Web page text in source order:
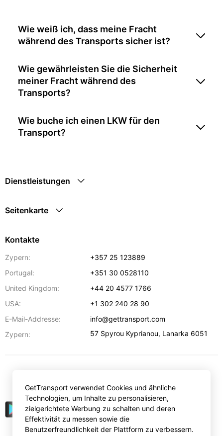
Wie weiß ich, dass meine Fracht
während des Transports sicher ist?
Wie gewährleisten Sie die Sicherheit
meiner Fracht während des
Transports?
Wie buche ich einen LKW für den
Transport?
Dienstleistungen
Seitenkarte
Kontakte
Zypern:
+357 25 123889
Portugal:
+351 30 0528110
United Kingdom:
+44 20 4577 1766
USA:
+1 302 240 28 90
E-Mail-Addresse:
info@gettransport.com
Zypern:
57 Spyrou Kyprianou, Lanarka 6051
GetTransport verwendet Cookies und ähnliche
Technologien, um Inhalte zu personalisieren,
zielgerichtete Werbung zu schalten und deren
Effektivität zu messen sowie die
Benutzerfreundlichkeit der Plattform zu verbessern.